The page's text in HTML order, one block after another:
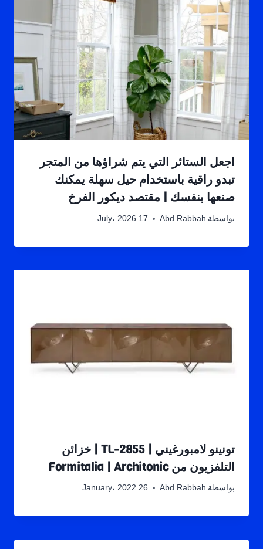
اجعل الستائر التي يتم شراؤها من المتجر
تبدو راقية باستخدام حيل سهلة يمكنك
صنعها بنفسك | مقتصد ديكور الفرخ
بواسطة Abd Rabbah 17 July، 2026
تونينو لامبورغيني | TL-2855 | خزائن
التلفزيون من Formitalia | Architonic
بواسطة Abd Rabbah 26 January، 2022